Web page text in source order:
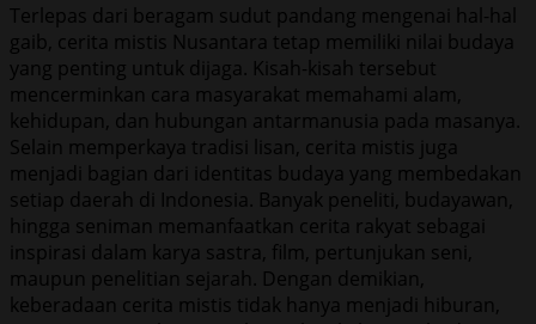
Terlepas dari beragam sudut pandang mengenai hal-hal
gaib, cerita mistis Nusantara tetap memiliki nilai budaya
yang penting untuk dijaga. Kisah-kisah tersebut
mencerminkan cara masyarakat memahami alam,
kehidupan, dan hubungan antarmanusia pada masanya.
Selain memperkaya tradisi lisan, cerita mistis juga
menjadi bagian dari identitas budaya yang membedakan
setiap daerah di Indonesia. Banyak peneliti, budayawan,
hingga seniman memanfaatkan cerita rakyat sebagai
inspirasi dalam karya sastra, film, pertunjukan seni,
maupun penelitian sejarah. Dengan demikian,
keberadaan cerita mistis tidak hanya menjadi hiburan,